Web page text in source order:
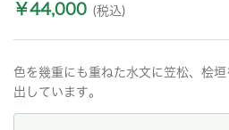
￥44,000 (税込)
色を幾重にも重ねた水文に笠松、桧
出しています。